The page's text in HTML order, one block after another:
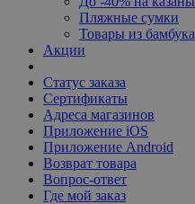
Пляжные сумки
Товары из бамбука
Акции
Статус заказа
Сертификаты
Адреса магазинов
Приложение iOS
Приложение Android
Возврат товара
Вопрос-ответ
Где мой заказ